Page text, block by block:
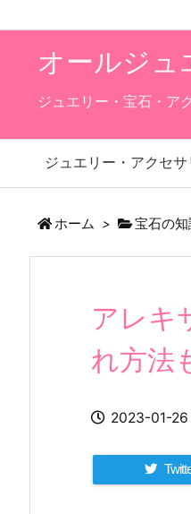
オールジュ
ジュエリー・宝石・ア
ジュエリー・アクセサ
ホーム > 宝石の知
アレキ
れ方法
2023-01-26